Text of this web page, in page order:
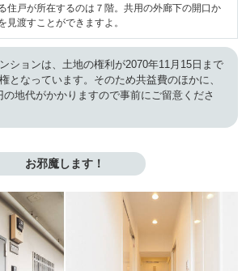
住戸が所在するのは７階。共用の外廊下の開口か
見渡すことができますよ。
ションは、土地の権利が2070年11月15日まで
となっています。そのため共益費のほかに、
の地代がかかりますので事前にご留意くださ
お邪魔します！